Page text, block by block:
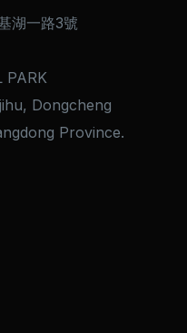
湖一路3號
PARK
Dongcheng
Province.